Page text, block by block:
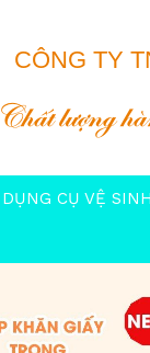
CÔNG TY
Chất lượng
DỤNG CỤ VỆ SINH